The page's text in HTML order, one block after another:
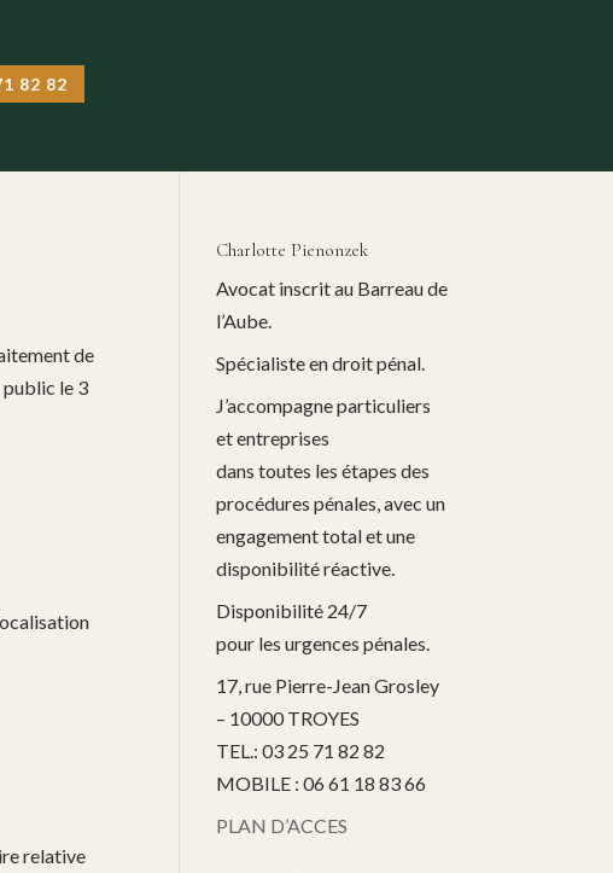
82 82
de
public le 3
relative
Charlotte Pienonzek
Avocat inscrit au Barreau de
l’Aube.
Spécialiste en droit pénal.
J’accompagne particuliers
et entreprises
dans toutes les étapes des
procédures pénales, avec un
engagement total et une
disponibilité réactive.
Disponibilité 24/7
pour les urgences pénales.
17, rue Pierre-Jean Grosley
– 10000 TROYES
TEL.: 03 25 71 82 82
MOBILE : 06 61 18 83 66
PLAN D’ACCES